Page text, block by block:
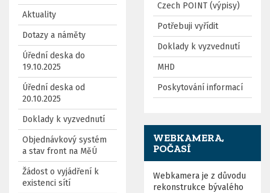
Aktuality
Dotazy a náměty
Úřední deska do
19.10.2025
Úřední deska od
20.10.2025
Doklady k vyzvednutí
Objednávkový systém
a stav front na MěÚ
Žádost o vyjádření k
existenci sítí
Czech POINT (výpisy)
Potřebuji vyřídit
Doklady k vyzvednutí
MHD
Poskytování informací
WEBKAMERA,
POČASÍ
Webkamera je z důvodu
rekonstrukce bývalého